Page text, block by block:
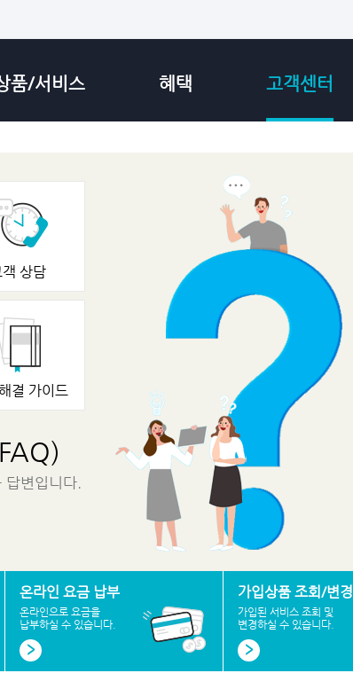
품/서비스 혜택 고객센터
상담
결 가이드
답변입니다.
온라인 요금 납부
온라인으로 요금을
납부하실 수 있습니다.
가입상품 조회/변경
가입된 서비스 조회 및
변경하실 수 있습니다.